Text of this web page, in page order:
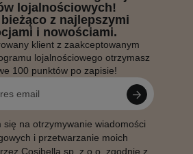
lojalnościowych!
z najlepszymi
i nowościami.
klient z zaakceptowanym
lojalnościowego otrzymasz
100 punktów po zapisie!
się na otrzymywanie wiadomości
i przetwarzanie moich
Cosibella sp. z o.o, zgodnie z